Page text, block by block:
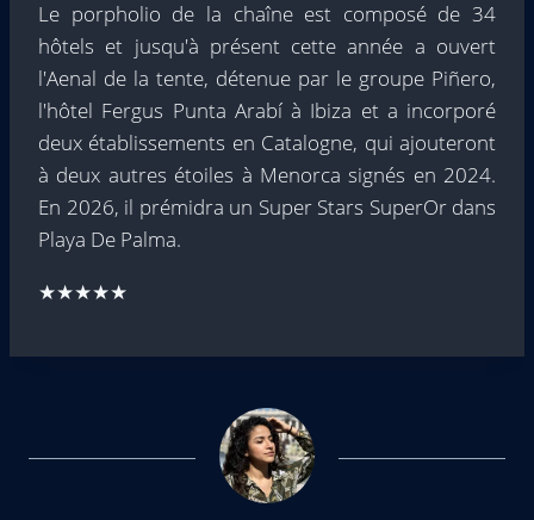
Le porpholio de la chaîne est composé de 34
hôtels et jusqu'à présent cette année a ouvert
l'Aenal de la tente, détenue par le groupe Piñero,
l'hôtel Fergus Punta Arabí à Ibiza et a incorporé
deux établissements en Catalogne, qui ajouteront
à deux autres étoiles à Menorca signés en 2024.
En 2026, il prémidra un Super Stars SuperOr dans
Playa De Palma.
★★★★★